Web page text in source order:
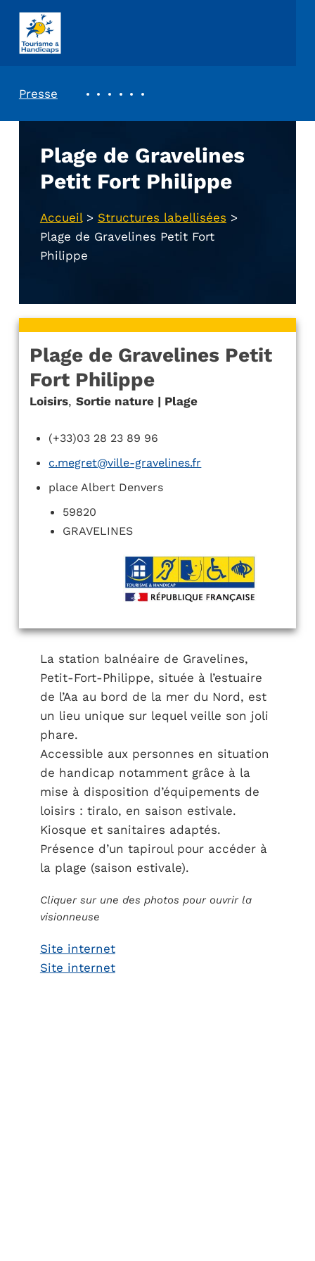
ASSOCIATION TOURISME ET HANDICAPS
Presse
Plage de Gravelines
Petit Fort Philippe
Accueil> Structures labellisées >
Plage de Gravelines Petit Fort
Philippe
Plage de Gravelines Petit
Fort Philippe
Loisirs, Sortie nature | Plage
(+33)03 28 23 89 96
c.megret@ville-gravelines.fr
place Albert Denvers
59820
GRAVELINES
La station balnéaire de Gravelines,
Petit-Fort-Philippe, située à l’estuaire
de l’Aa au bord de la mer du Nord, est
un lieu unique sur lequel veille son joli
phare.
Accessible aux personnes en situation
de handicap notamment grâce à la
mise à disposition d’équipements de
loisirs : tiralo, en saison estivale.
Kiosque et sanitaires adaptés.
Présence d’un tapiroul pour accéder à
la plage (saison estivale).
Cliquer sur une des photos pour ouvrir la
visionneuse
Site internet
Site internet